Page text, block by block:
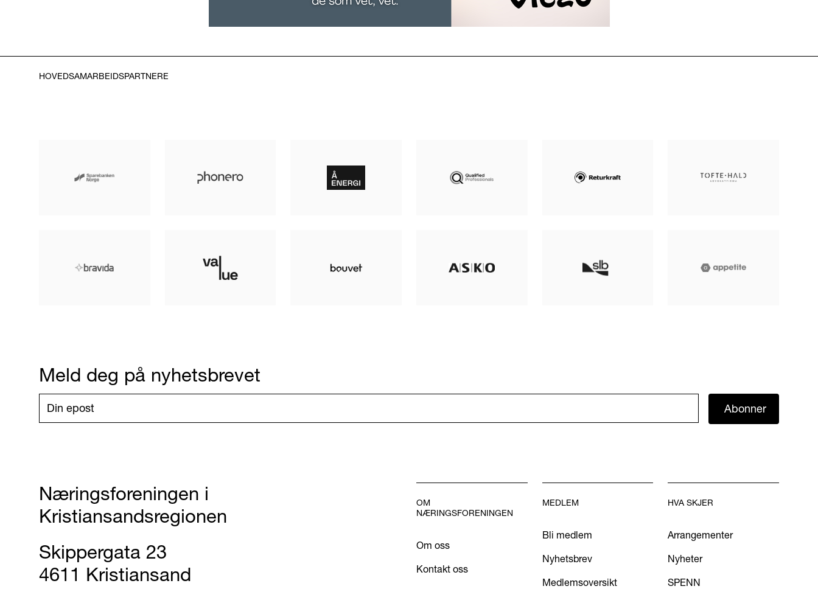
HOVEDSAMARBEIDSPARTNERE
Meld deg på nyhetsbrevet
Abonner
Næringsforeningen i
Kristiansandsregionen
Skippergata 23
4611 Kristiansand
OM
NÆRINGSFORENINGEN
Om oss
Kontakt oss
MEDLEM
Bli medlem
Nyhetsbrev
Medlemsoversikt
HVA SKJER
Arrangementer
Nyheter
SPENN